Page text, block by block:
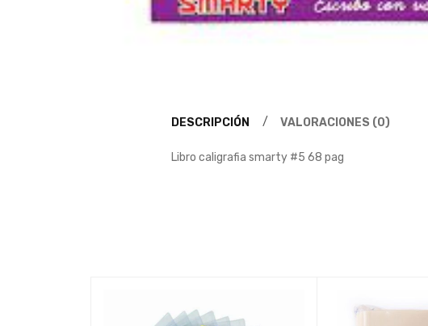
DESCRIPCIÓN VALORACIONES (0)
Libro caligrafia smarty #5 68 pag